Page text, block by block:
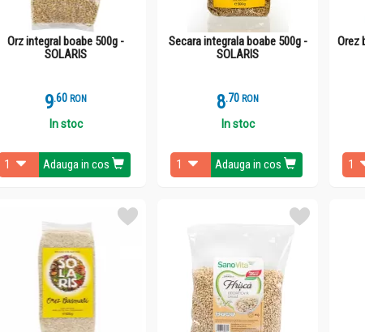
Orz integral boabe 500g -
SOLARIS
9.6 RON
In stoc
Adauga in cos
Secara integrala boabe 500g -
SOLARIS
8.7 RON
In stoc
Adauga in cos
Orez